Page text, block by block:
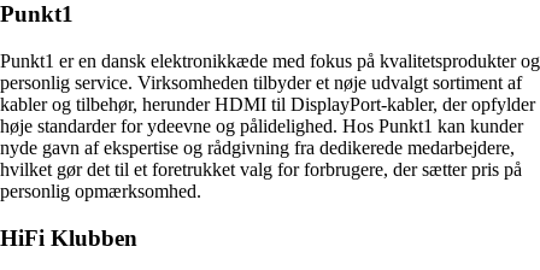
Punkt1
Punkt1 er en dansk elektronikkæde med fokus på kvalitetsprodukter og
personlig service. Virksomheden tilbyder et nøje udvalgt sortiment af
kabler og tilbehør, herunder HDMI til DisplayPort-kabler, der opfylder
høje standarder for ydeevne og pålidelighed. Hos Punkt1 kan kunder
nyde gavn af ekspertise og rådgivning fra dedikerede medarbejdere,
hvilket gør det til et foretrukket valg for forbrugere, der sætter pris på
personlig opmærksomhed.
HiFi Klubben